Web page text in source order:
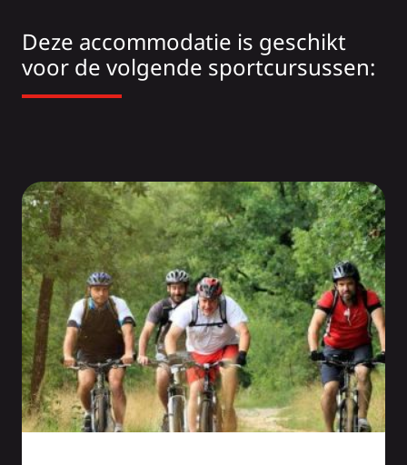
Deze accommodatie is geschikt
voor de volgende sportcursussen: